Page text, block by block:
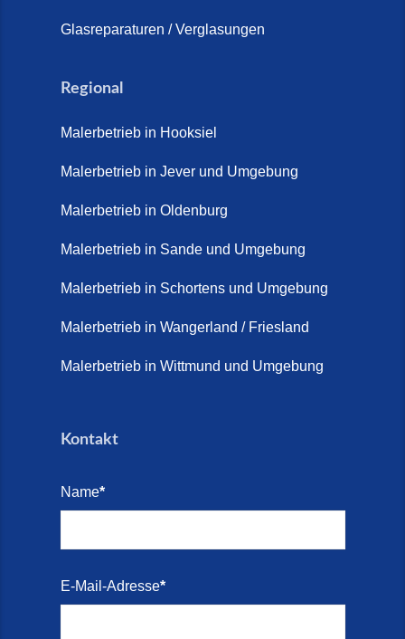
Glasreparaturen / Verglasungen
Regional
Malerbetrieb in Hooksiel
Malerbetrieb in Jever und Umgebung
Malerbetrieb in Oldenburg
Malerbetrieb in Sande und Umgebung
Malerbetrieb in Schortens und Umgebung
Malerbetrieb in Wangerland / Friesland
Malerbetrieb in Wittmund und Umgebung
Kontakt
Name*
E-Mail-Adresse*